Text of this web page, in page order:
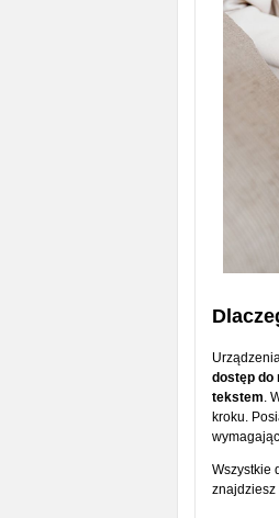
dostęp do
tekstem.
kroku.
Wszystkie
znajdziesz